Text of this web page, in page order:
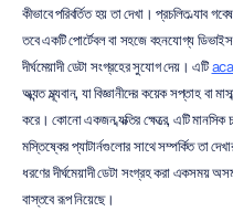
কীভাবে পরিবর্তিত হয় তা দেখা। প্রচলিত ল্যাব
তবে একটি পোর্টেবল বা সহজে বহনযোগ্য
দীর্ঘমেয়াদী ডেটা সংগ্রহের সুযোগ দেয়। এটি
অত্যন্ত মূল্যবান, যা বিজ্ঞানীদের কয়েক সপ্তাহ বা
করে। কোনো একজন ব্যক্তির ক্ষেত্রে, এটি মানসিক
মস্তিষ্কের প্যাটার্নগুলোর সাথে সম্পর্কিত তা
ধরণের দীর্ঘমেয়াদী ডেটা সংগ্রহ করা একসময়
বাস্তবে রূপ নিয়েছে।